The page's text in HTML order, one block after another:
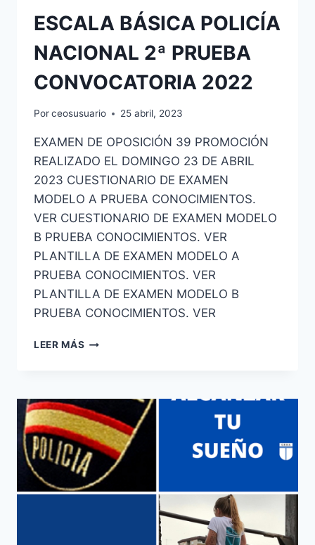
ESCALA BÁSICA POLICÍA
NACIONAL 2ª PRUEBA
CONVOCATORIA 2022
Porceosusuario 25 abril, 2023
EXAMEN DE OPOSICIÓN 39 PROMOCIÓN
REALIZADO EL DOMINGO 23 DE ABRIL
2023 CUESTIONARIO DE EXAMEN
MODELO A PRUEBA CONOCIMIENTOS.
VER CUESTIONARIO DE EXAMEN MODELO
B PRUEBA CONOCIMIENTOS. VER
PLANTILLA DE EXAMEN MODELO A
PRUEBA CONOCIMIENTOS. VER
PLANTILLA DE EXAMEN MODELO B
PRUEBA CONOCIMIENTOS. VER
LEER MÁS ESCALA
2ª
PRUEBA
CONVOCATORIA
2022